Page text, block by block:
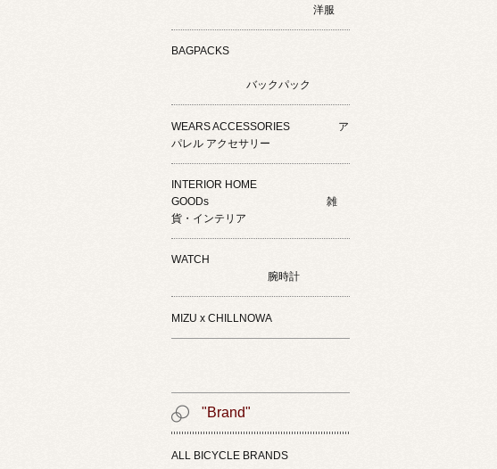
洋服
BAGPACKS
バックパック
WEARS ACCESSORIES ア
パレル アクセサリー
INTERIOR HOME
GOODs 雑
貨・インテリア
WATCH
腕時計
MIZU x CHILLNOWA
"Brand"
ALL BICYCLE BRANDS